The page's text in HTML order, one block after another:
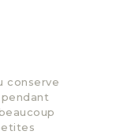
conserve